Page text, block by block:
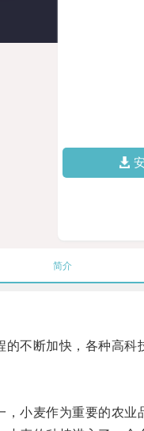
简介
断加快，各种高科
麦作为重要的农业